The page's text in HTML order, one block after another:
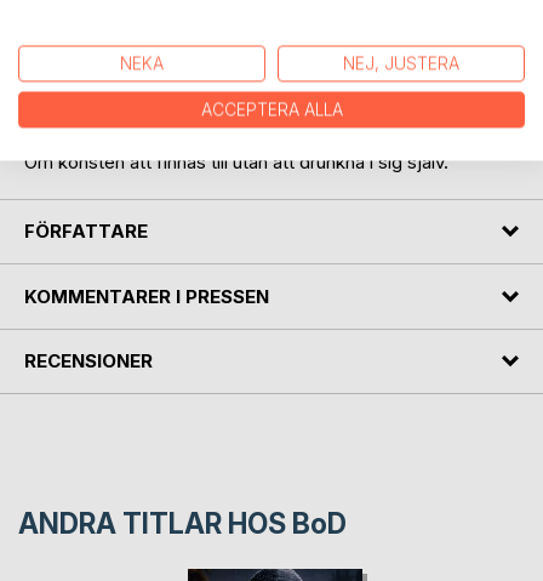
BESKRIVNING
Om konsten att finnas till utan att drunkna i sig själv.
FÖRFATTARE
KOMMENTARER I PRESSEN
RECENSIONER
ANDRA TITLAR HOS BoD
NEKA NEJ, JUSTERA
ACCEPTERA ALLA